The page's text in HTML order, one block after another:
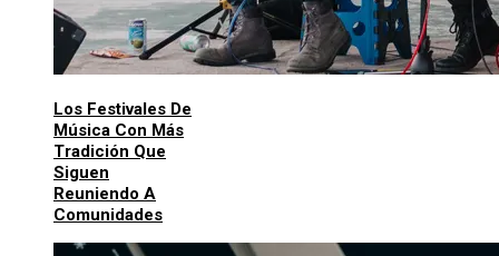
Los Festivales De
Música Con Más
Tradición Que
Siguen
Reuniendo A
Comunidades